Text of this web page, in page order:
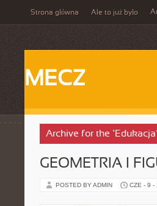
Strona główna Ale to już było
MECZ
Archive for the
GEOMETRIA I
POSTED BY ADMIN CZE - 9 -